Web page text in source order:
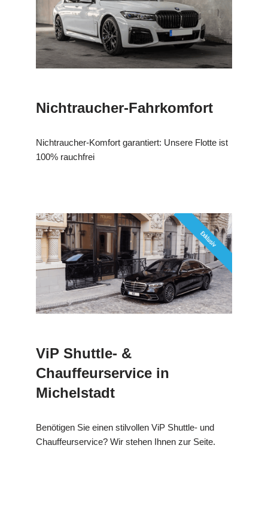
Nichtraucher-Fahrkomfort
Nichtraucher-Komfort garantiert: Unsere Flotte ist
100% rauchfrei
ViP Shuttle- &
Chauffeurservice in
Michelstadt
Benötigen Sie einen stilvollen ViP Shuttle- und
Chauffeurservice? Wir stehen Ihnen zur Seite.